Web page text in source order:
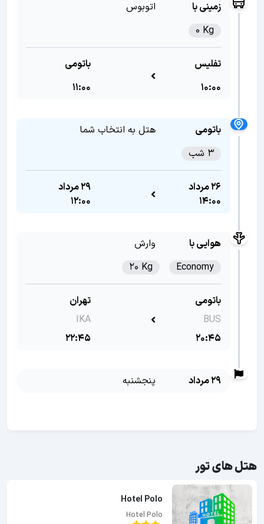
زمینی با
اتوبوس
0 Kg
تفلیس
10:00
باتومی
11:00
باتومی
هتل به انتخاب شما
3 شب
26 مرداد
14:00
29 مرداد
12:00
هوایی با
وارش
Economy
20 Kg
باتومی
BUS
20:45
تهران
IKA
22:45
29 مرداد پنجشنبه
هتل های تور
Hotel Polo
Hotel Polo